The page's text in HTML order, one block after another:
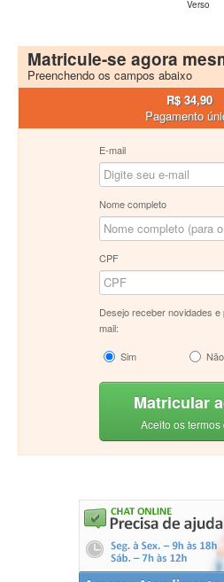
Verso
Matricule-se agora
Preenchendo os campos abaixo
R$ 34,90
Pagamento
E-mail
Nome completo
CPF
Desejo receber novidades
mail:
Sim
Não
Matricular
Aceito os termos